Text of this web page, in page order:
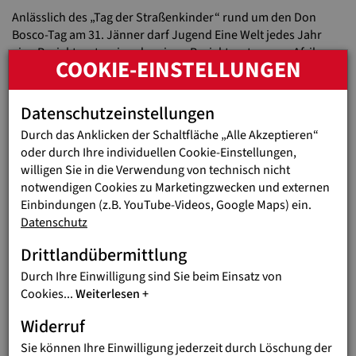
Anlässlich des „Tag der Straßenkinder“ rund um den Don
Bosco-Tag am 31. Jänner darf Jugend Eine Welt jedes Jahr
eine Projektpartnerin oder einen Projektpartner aus Afrika,
Asien oder Lateinamerika begrüßen. Dieser Besuch gibt einen
lebensnahen Einblick in die Hilfsprojekte und Arbeit mit
Straßenkindern. Falls deine Schule Interesse hat unseren Gast
zu treffen, meldet euch einfach bei uns.
Previous
COOKIE-EINSTELLUNGEN
Datenschutzeinstellungen
Durch das Anklicken der Schaltfläche „Alle Akzeptieren“
oder durch Ihre individuellen Cookie-Einstellungen,
willigen Sie in die Verwendung von technisch nicht
notwendigen Cookies zu Marketingzwecken und externen
Einbindungen (z.B. YouTube-Videos, Google Maps) ein.
Datenschutz
Drittlandübermittlung
Durch Ihre Einwilligung sind Sie beim Einsatz von
Cookies...Weiterlesen
Widerruf
Sie können Ihre Einwilligung jederzeit durch Löschung der